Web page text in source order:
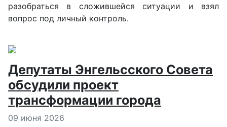
разобраться в сложившейся ситуации и взял
вопрос под личный контроль.
Депутаты Энгельсского Совета
обсудили проект
трансформации города
Информация о материале
09 июня 2026